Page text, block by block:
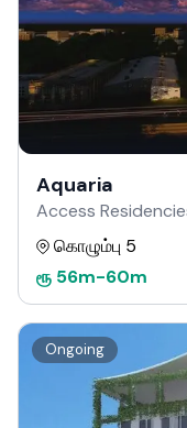
Aquaria
Access
கொழும்பு 5
ரூ 56m-60m
Ongoing